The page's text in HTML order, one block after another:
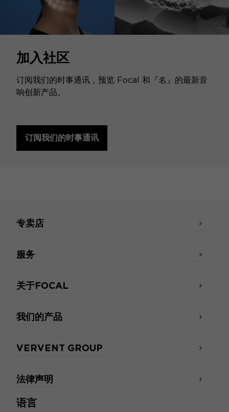
加入社区
订阅我们的时事通讯，预览 Focal 和『名』的最新音
响创新产品。
订阅我们的时事通讯
语言
专卖店
服务
关于FOCAL
我们的产品
VERVENT GROUP
法律声明